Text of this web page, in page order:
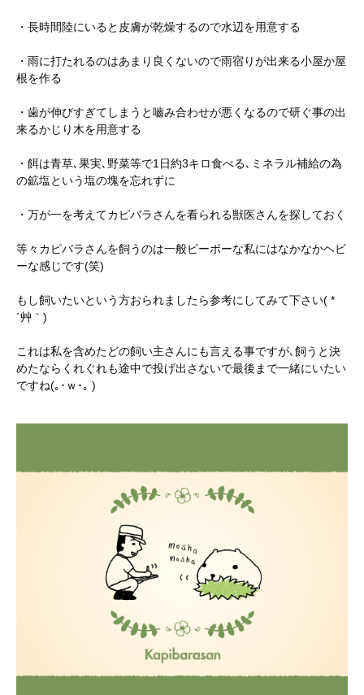
・長時間陸にいると皮膚が乾燥するので水辺を用意する
・雨に打たれるのはあまり良くないので雨宿りが出来る小屋か屋
根を作る
・歯が伸びすぎてしまうと嚙み合わせが悪くなるので研ぐ事の出
来るかじり木を用意する
・餌は青草､果実､野菜等で1日約3キロ食べる､ミネラル補給の為
の鉱塩という塩の塊を忘れずに
・万が一を考えてカピバラさんを看られる獣医さんを探しておく
等々カピバラさんを飼うのは一般ピーポーな私にはなかなかヘビ
ーな感じです(笑)
もし飼いたいという方おられましたら参考にしてみて下さい( *
´艸｀)
これは私を含めたどの飼い主さんにも言える事ですが､飼うと決
めたならくれぐれも途中で投げ出さないで最後まで一緒にいたい
ですね(｡･ｗ･｡ )